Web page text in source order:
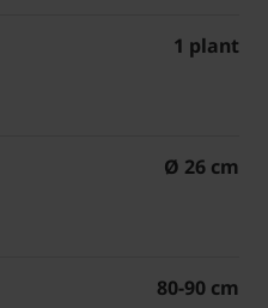
1 plant
Ø 26 cm
80-90 cm